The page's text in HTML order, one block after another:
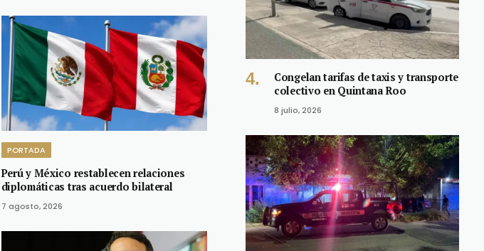
PORTADA
Perú y México restablecen relaciones
diplomáticas tras acuerdo bilateral
7 agosto, 2026
Congelan tarifas de taxis y transporte
colectivo en Quintana Roo
8 julio, 2026